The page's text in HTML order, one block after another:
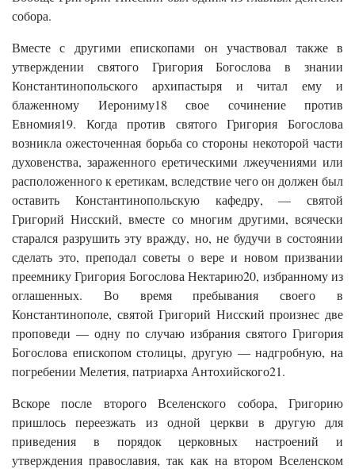
собора.
Вместе с другими епископами он участвовал также в
утверждении святого Григория Богослова в знании
Константинопольского архипастыря и читал ему и
блаженному Иерониму18 свое сочинение против
Евномия19. Когда против святого Григория Богослова
возникла ожесточенная борьба со стороны некоторой части
духовенства, зараженного еретическими лжеучениями или
расположенного к еретикам, вследствие чего он должен был
оставить Константинопольскую кафедру, — святой
Григорий Нисский, вместе со многим другими, всячески
старался разрушить эту вражду, но, не будучи в состоянии
сделать это, преподал советы о вере и новом призвании
преемнику Григория Богослова Нектарию20, избранному из
оглашенных. Во время пребывания своего в
Константинополе, святой Григорий Нисский произнес две
проповеди — одну по случаю избрания святого Григория
Богослова епископом столицы, другую — надгробную, на
погребении Мелетия, патриарха Антохийского21.
Вскоре после второго Вселенского собора, Григорию
пришлось переезжать из одной церкви в другую для
приведения в порядок церковных настроений и
утверждения православия, так как на втором Вселенском